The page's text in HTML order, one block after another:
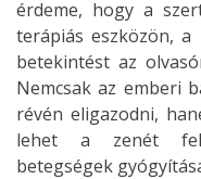
érdeme, hogy a
terápiás eszközön, a
betekintést az
Nemcsak az emberi
révén eligazodni,
lehet a zenét
betegségek